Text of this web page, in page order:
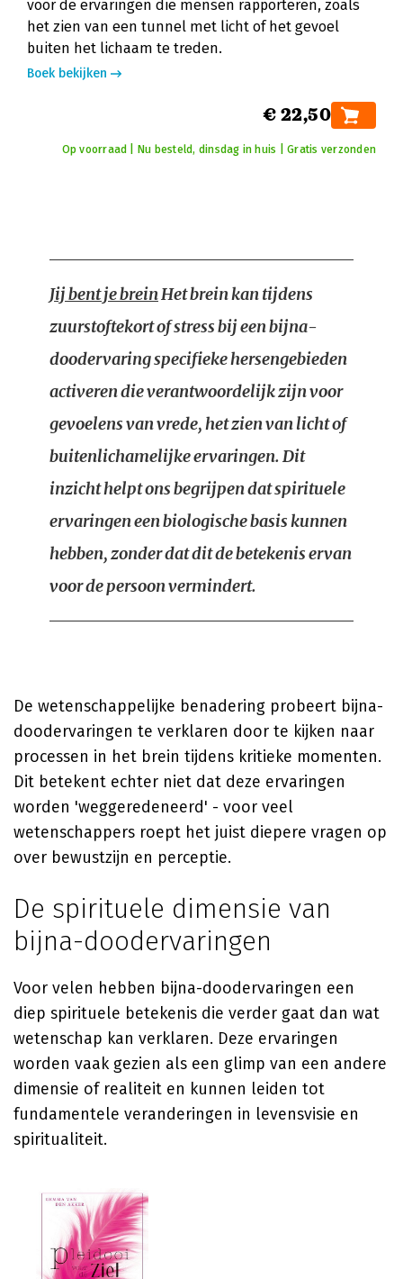
voor de ervaringen die mensen rapporteren, zoals
het zien van een tunnel met licht of het gevoel
buiten het lichaam te treden.
Boek bekijken
€ 22,50
Op voorraad | Nu besteld, dinsdag in huis | Gratis verzonden
Jij bent je breinHet brein kan tijdens
zuurstoftekort of stress bij een bijna-
doodervaring specifieke hersengebieden
activeren die verantwoordelijk zijn voor
gevoelens van vrede, het zien van licht of
buitenlichamelijke ervaringen. Dit
inzicht helpt ons begrijpen dat spirituele
ervaringen een biologische basis kunnen
hebben, zonder dat dit de betekenis ervan
voor de persoon vermindert.
De wetenschappelijke benadering probeert bijna-
doodervaringen te verklaren door te kijken naar
processen in het brein tijdens kritieke momenten.
Dit betekent echter niet dat deze ervaringen
worden 'weggeredeneerd' - voor veel
wetenschappers roept het juist diepere vragen op
over bewustzijn en perceptie.
De spirituele dimensie van
bijna-doodervaringen
Voor velen hebben bijna-doodervaringen een
diep spirituele betekenis die verder gaat dan wat
wetenschap kan verklaren. Deze ervaringen
worden vaak gezien als een glimp van een andere
dimensie of realiteit en kunnen leiden tot
fundamentele veranderingen in levensvisie en
spiritualiteit.